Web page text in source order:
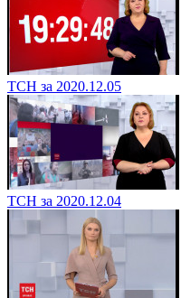
ТСН за 2020.12.05
ТСН за 2020.12.04